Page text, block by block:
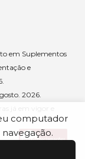
computador
em Suplementos
e
2026.